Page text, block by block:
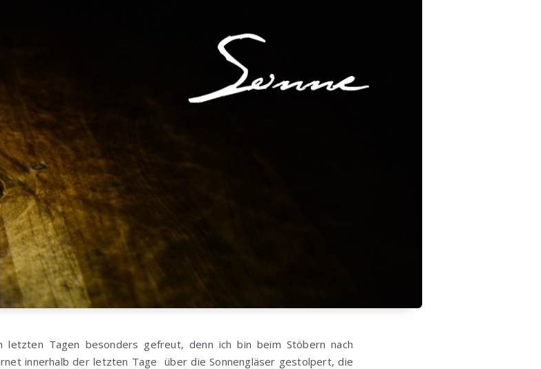
letzten Tagen besonders gefreut, denn ich bin beim Stöbern nach
innerhalb der letzten Tage über die Sonnengläser gestolpert, die